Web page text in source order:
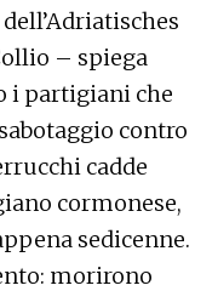
– spiega
i partigiani che
contro
cadde
cormonese,
sedicenne.
morirono